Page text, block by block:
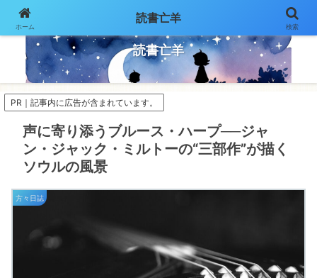
読書亡羊
PR｜記事内に広告が含まれています。
声に寄り添うブルース・ハープ──ジャ
ン・ジャック・ミルトーの“三部作”が描く
ソウルの風景
方々日誌
ホーム
読書亡羊
検索